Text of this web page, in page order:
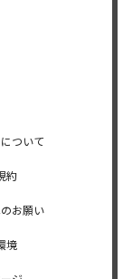
ついて
約
お願い
境